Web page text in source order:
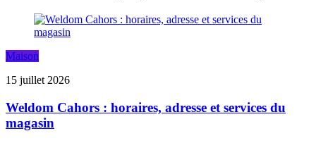
Maison
15 juillet 2026
Weldom Cahors : horaires, adresse et services du
magasin